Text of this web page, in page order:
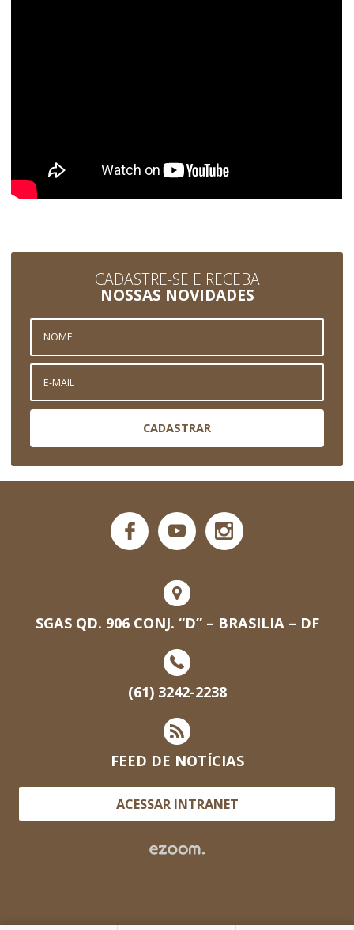
CADASTRE-SE E RECEBA
NOSSAS NOVIDADES
CADASTRAR
SGAS QD. 906 CONJ. “D” – BRASILIA – DF
(61) 3242-2238
FEED DE NOTÍCIAS
ACESSAR INTRANET